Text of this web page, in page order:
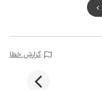
گزارش خطا